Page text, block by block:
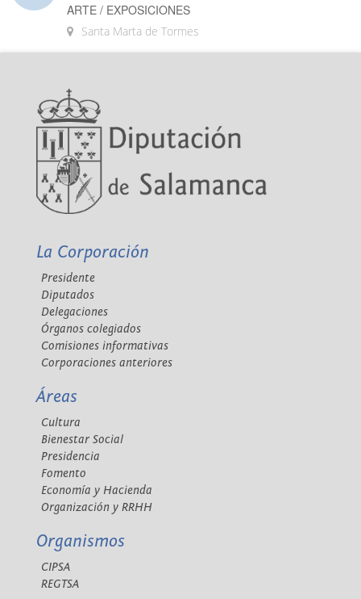
ARTE / EXPOSICIONES
Santa Marta de Tormes
La Corporación
Presidente
Diputados
Delegaciones
Órganos colegiados
Comisiones informativas
Corporaciones anteriores
Áreas
Cultura
Bienestar Social
Presidencia
Fomento
Economía y Hacienda
Organización y RRHH
Organismos
CIPSA
REGTSA